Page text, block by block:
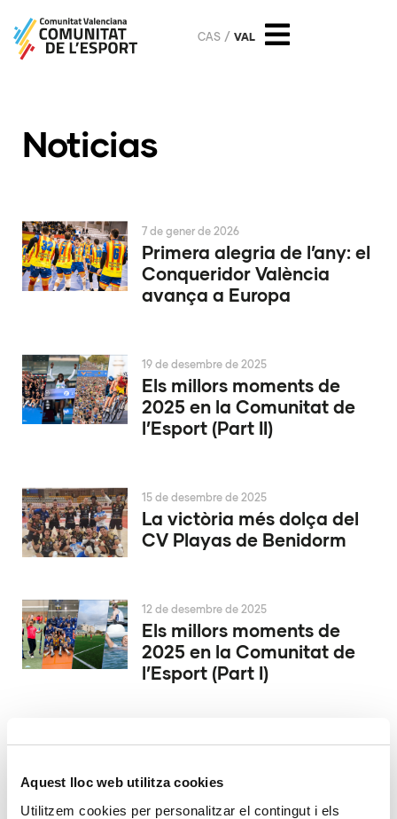
Aquest lloc web utilitza cookies
Utilitzem cookies per personalitzar el contingut i els
CAS VAL
Noticias
Primera alegria de l’any: el
Conqueridor València
avança a Europa
7 de gener de 2026
Els millors moments de
2025 en la Comunitat de
l’Esport (Part II)
19 de desembre de 2025
La victòria més dolça del
CV Playas de Benidorm
15 de desembre de 2025
Els millors moments de
2025 en la Comunitat de
l’Esport (Part I)
12 de desembre de 2025
inicia la seua història a
Europa
9 de desembre de 2025